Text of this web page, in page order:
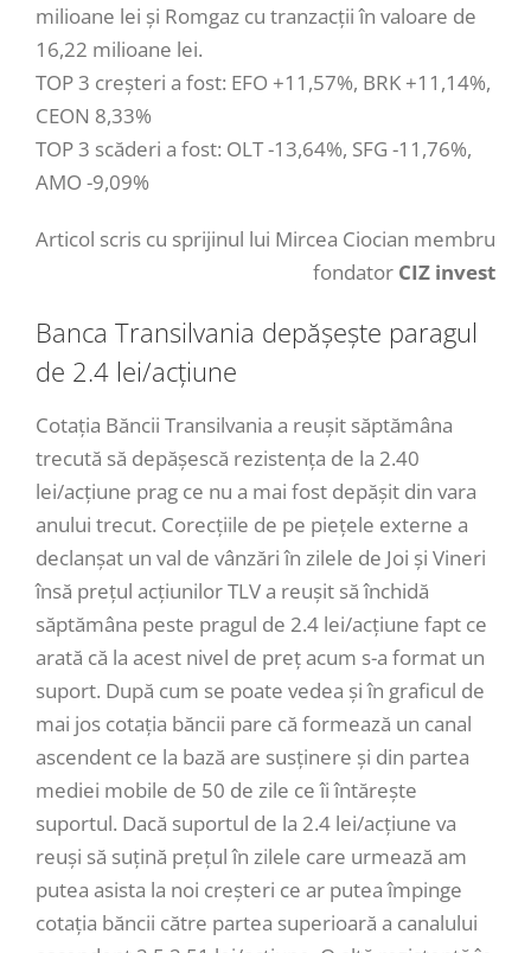
milioane lei și Romgaz cu tranzacții în valoare de
16,22 milioane lei.
TOP 3 creșteri a fost: EFO +11,57%, BRK +11,14%,
CEON 8,33%
TOP 3 scăderi a fost: OLT -13,64%, SFG -11,76%,
AMO -9,09%
Articol scris cu sprijinul lui Mircea Ciocian membru
fondator CIZ invest
Banca Transilvania depășește paragul
de 2.4 lei/acțiune
Cotația Băncii Transilvania a reușit săptămâna
trecută să depășescă rezistența de la 2.40
lei/acțiune prag ce nu a mai fost depășit din vara
anului trecut. Corecțiile de pe piețele externe a
declanșat un val de vânzări în zilele de Joi și Vineri
însă prețul acțiunilor TLV a reușit să închidă
săptămâna peste pragul de 2.4 lei/acțiune fapt ce
arată că la acest nivel de preț acum s-a format un
suport. După cum se poate vedea și în graficul de
mai jos cotația băncii pare că formează un canal
ascendent ce la bază are susținere și din partea
mediei mobile de 50 de zile ce îi întărește
suportul. Dacă suportul de la 2.4 lei/acțiune va
reuși să suțină prețul în zilele care urmează am
putea asista la noi creșteri ce ar putea împinge
cotația băncii către partea superioară a canalului